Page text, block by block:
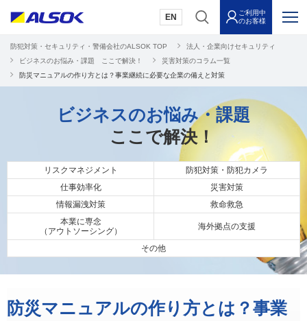
EN
ご利用中
のお客様
防犯対策・セキュリティ・警備会社のALSOK TOP
法人・企業向けセキュリティ
ビジネスのお悩み・課題 ここで解決！
災害対策のコラム一覧
防災マニュアルの作り方とは？事業継続に必要な企業の備えと対策
ビジネスのお悩み・課題
ここで解決！
リスクマネジメント
防犯対策・防犯カメラ
仕事効率化
災害対策
情報漏洩対策
救命救急
本業に専念
（アウトソーシング）
海外拠点の支援
その他
防災マニュアルの作り方とは？事業